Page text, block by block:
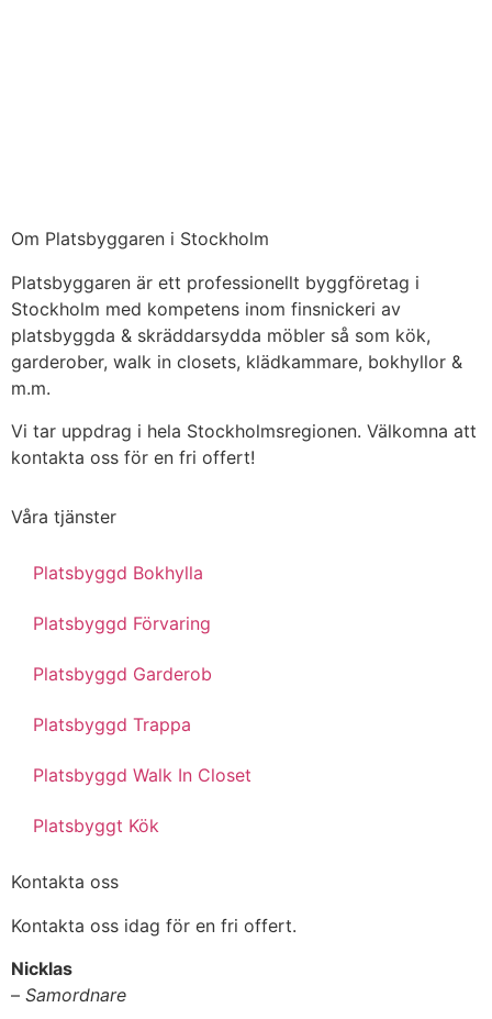
Om Platsbyggaren i Stockholm
Platsbyggaren är ett professionellt byggföretag i
Stockholm med kompetens inom finsnickeri av
platsbyggda & skräddarsydda möbler så som kök,
garderober, walk in closets, klädkammare, bokhyllor &
m.m.
Vi tar uppdrag i hela Stockholmsregionen. Välkomna att
kontakta oss för en fri offert!
Våra tjänster
Platsbyggd Bokhylla
Platsbyggd Förvaring
Platsbyggd Garderob
Platsbyggd Trappa
Platsbyggd Walk In Closet
Platsbyggt Kök
Kontakta oss
Kontakta oss idag för en fri offert.
Nicklas
– Samordnare